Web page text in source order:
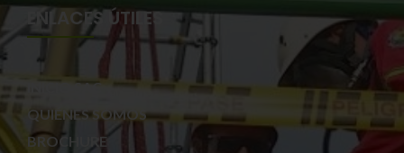
ENLACES ÚTILES
INICIO SAC
QUIÉNES SOMOS
BROCHURE